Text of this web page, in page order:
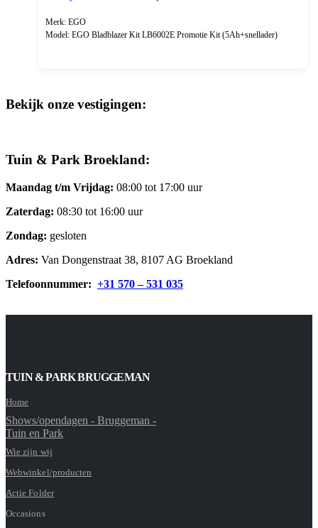
Merk: EGO
Model: EGO Bladblazer Kit LB6002E Promotie Kit (5Ah+snellader)
Bekijk onze vestigingen:
Tuin & Park Broekland:
Maandag t/m Vrijdag: 08:00 tot 17:00 uur
Zaterdag: 08:30 tot 16:00 uur
Zondag: gesloten
Adres: Van Dongenstraat 38, 8107 AG Broekland
Telefoonnummer: +31 570 – 531 035
TUIN & PARK BRUGGEMAN
Home
Shows/opendagen - Bruggeman -
Tuin en Park
Wie zijn wij
Webwinkel/producten
Actie Folder
Occasions